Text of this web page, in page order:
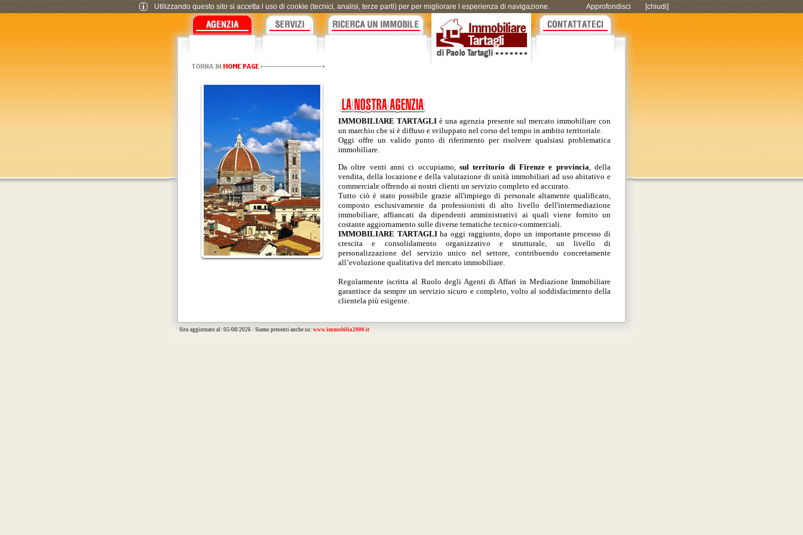
IMMOBILIARE TARTAGLI è una agenzia presente sul mercato immobiliare con
un marchio che si è diffuso e sviluppato nel corso del tempo in ambito territoriale.
Oggi offre un valido punto di riferimento per risolvere qualsiasi problematica
immobiliare.
Da oltre venti anni ci occupiamo, sul territorio di Firenze e provincia, della
vendita, della locazione e della valutazione di unità immobiliari ad uso abitativo e
commerciale offrendo ai nostri clienti un servizio completo ed accurato.
Tutto ciò è stato possibile grazie all'impiego di personale altamente qualificato,
composto esclusivamente da professionisti di alto livello dell'intermediazione
immobiliare, affiancati da dipendenti amministrativi ai quali viene fornito un
costante aggiornamento sulle diverse tematiche tecnico-commerciali.
IMMOBILIARE TARTAGLI ha oggi raggiunto, dopo un importante processo di
crescita e consolidamento organizzativo e strutturale, un livello di
personalizzazione del servizio unico nel settore, contribuendo concretamente
all’evoluzione qualitativa del mercato immobiliare.
Regolarmente iscritta al Ruolo degli Agenti di Affari in Mediazione Immobiliare
garantisce da sempre un servizio sicuro e completo, volto al soddisfacimento della
clientela più esigente.
Sito aggiornato al: 05/08/2026 - Siamo presenti anche su: www.immobilia2000.it
Utilizzando questo sito si accetta l uso di cookie (tecnici, analisi, terze parti) per per migliorare l esperienza di navigazione. Approfondisci [chiudi]